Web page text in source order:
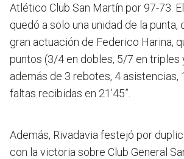
Atlético Club San Martín por 97-73.
quedó a solo una unidad de la punta,
gran actuación de Federico Harina,
puntos (3/4 en dobles, 5/7 en triples
además de 3 rebotes, 4 asistencias,
faltas recibidas en 21’45”.
Además, Rivadavia festejó por
con la victoria sobre Club General